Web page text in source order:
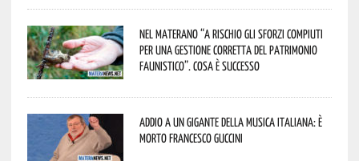
Nel materano “a rischio gli sforzi compiuti
per una gestione corretta del patrimonio
faunistico”. Cosa è successo
Addio a un gigante della musica italiana: è
morto Francesco Guccini